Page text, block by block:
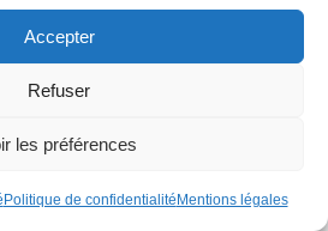
Accepter
Refuser
les préférences
Politique de confidentialité Mentions légales
votre fiscalité en
durablement
opportunités à l'étranger,